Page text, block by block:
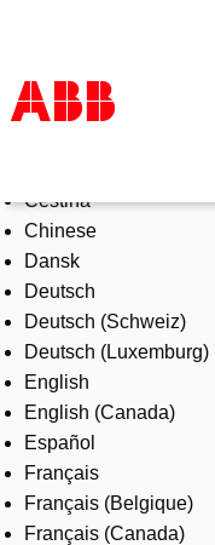
Products & Solutions
Industries
Services
About us
Where to buy
Contact us
Careers
Čeština
Chinese
Dansk
Deutsch
Deutsch (Schweiz)
Deutsch (Luxemburg)
English
English (Canada)
Español
Français
Français (Belgique)
Français (Canada)